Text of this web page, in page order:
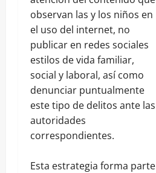
observan las y los niños en
el uso del internet, no
publicar en redes sociales
estilos de vida familiar,
social y laboral, así como
denunciar puntualmente
este tipo de delitos ante las
autoridades
correspondientes.
Esta estrategia forma parte